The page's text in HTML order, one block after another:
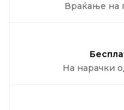
Враќање на
На нарачки